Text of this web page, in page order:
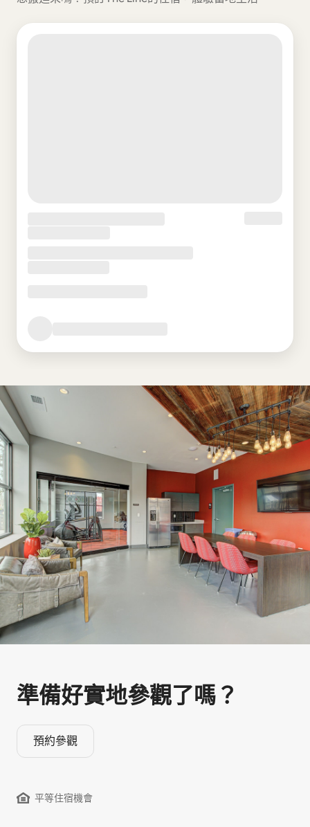
準備好實地參觀⁠了⁠嗎⁠？
預約參觀
平等住宿機會